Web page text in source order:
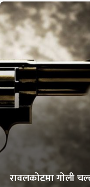
रावलकोटमा गोली